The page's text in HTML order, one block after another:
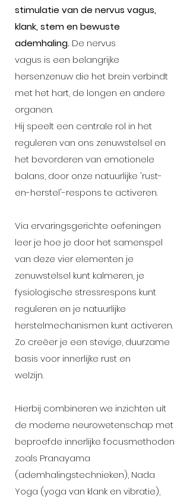
stimulatie van de nervus vagus,
klank, stem en bewuste
ademhaling. De nervus
vagus is een belangrijke
hersenzenuw die het brein verbindt
met het hart, de longen en andere
organen.
Hij speelt een centrale rol in het
reguleren van ons zenuwstelsel en
het bevorderen van emotionele
balans, door onze natuurlijke 'rust-
en-herstel'-respons te activeren.
Via ervaringsgerichte oefeningen
leer je hoe je door het samenspel
van deze vier elementen je
zenuwstelsel kunt kalmeren, je
fysiologische stressrespons kunt
reguleren en je natuurlijke
herstelmechanismen kunt activeren.
Zo creëer je een stevige, duurzame
basis voor innerlijke rust en
welzijn.
Hierbij combineren we inzichten uit
de moderne neurowetenschap met
beproefde innerlijke focusmethoden
zoals Pranayama
(ademhalingstechnieken), Nada
Yoga (yoga van klank en vibratie),